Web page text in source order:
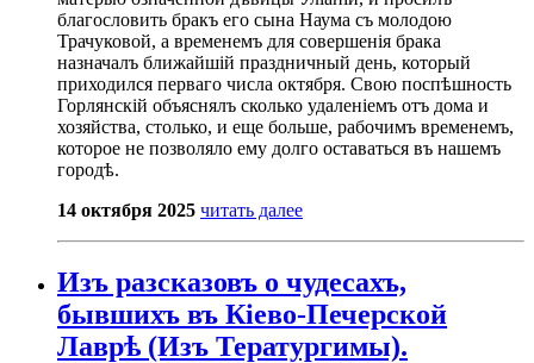
благословить бракъ его сына Наума съ молодою
Трачуковой, а временемъ для совершенія брака
назначалъ ближайшій праздничный день, который
приходился перваго числа октября. Свою поспѣшность
Горлянскій объяснялъ сколько удаленіемъ отъ дома и
хозяйства, столько, и еще больше, рабочимъ временемъ,
которое не позволяло ему долго оставаться въ нашемъ
городѣ.
14 октября 2025 читать далее
Изъ разсказовъ о чудесахъ,
бывшихъ въ Кіево-Печерской
Лаврѣ (Изъ Тератургимы).